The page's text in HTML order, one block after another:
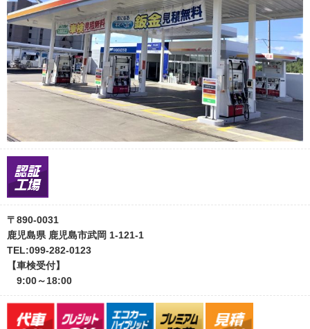
〒890-0031
鹿児島県 鹿児島市武岡 1-121-1
TEL:099-282-0123
【車検受付】
9:00～18:00